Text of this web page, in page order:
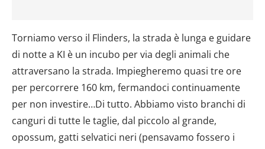
Torniamo verso il Flinders, la strada è lunga e guidare
di notte a KI è un incubo per via degli animali che
attraversano la strada. Impiegheremo quasi tre ore
per percorrere 160 km, fermandoci continuamente
per non investire…Di tutto. Abbiamo visto branchi di
canguri di tutte le taglie, dal piccolo al grande,
opossum, gatti selvatici neri (pensavamo fossero i